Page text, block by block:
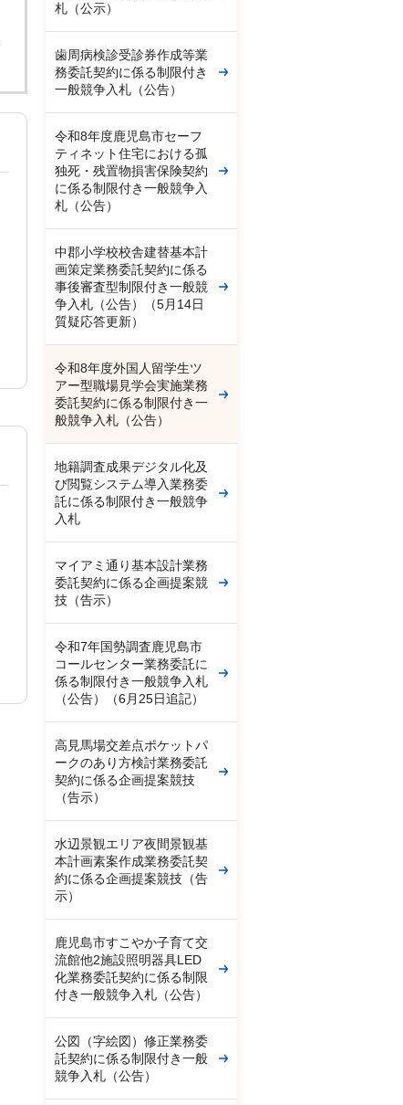
札（公示）
歯周病検診受診券作成等業
務委託契約に係る制限付き
一般競争入札（公告）
令和8年度鹿児島市セーフ
ティネット住宅における孤
独死・残置物損害保険契約
に係る制限付き一般競争入
札（公告）
中郡小学校校舎建替基本計
画策定業務委託契約に係る
事後審査型制限付き一般競
争入札（公告）（5月14日
質疑応答更新）
令和8年度外国人留学生ツ
アー型職場見学会実施業務
委託契約に係る制限付き一
般競争入札（公告）
地籍調査成果デジタル化及
び閲覧システム導入業務委
託に係る制限付き一般競争
入札
マイアミ通り基本設計業務
委託契約に係る企画提案競
技（告示）
令和7年国勢調査鹿児島市
コールセンター業務委託に
係る制限付き一般競争入札
（公告）（6月25日追記）
高見馬場交差点ポケットパ
ークのあり方検討業務委託
契約に係る企画提案競技
（告示）
水辺景観エリア夜間景観基
本計画素案作成業務委託契
約に係る企画提案競技（告
示）
鹿児島市すこやか子育て交
流館他2施設照明器具LED
化業務委託契約に係る制限
付き一般競争入札（公告）
公図（字絵図）修正業務委
託契約に係る制限付き一般
競争入札（公告）